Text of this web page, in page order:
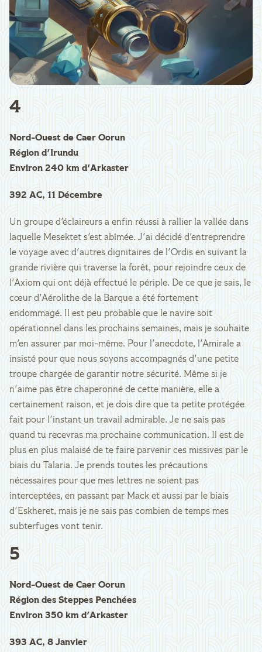
4
Nord-Ouest de Caer Oorun
Région d'Irundu
Environ 240 km d'Arkaster
392 AC, 11 Décembre
Un groupe d'éclaireurs a enfin réussi à rallier la vallée dans
laquelle Mesektet s'est abîmée. J'ai décidé d'entreprendre
le voyage avec d'autres dignitaires de l'Ordis en suivant la
grande rivière qui traverse la forêt, pour rejoindre ceux de
l'Axiom qui ont déjà effectué le périple. De ce que je sais, le
cœur d'Aérolithe de la Barque a été fortement
endommagé. Il est peu probable que le navire soit
opérationnel dans les prochains semaines, mais je souhaite
m'en assurer par moi-même. Pour l'anecdote, l'Amirale a
insisté pour que nous soyons accompagnés d'une petite
troupe chargée de garantir notre sécurité. Même si je
n'aime pas être chaperonné de cette manière, elle a
certainement raison, et je dois dire que ta petite protégée
fait pour l'instant un travail admirable. Je ne sais pas
quand tu recevras ma prochaine communication. Il est de
plus en plus malaisé de te faire parvenir ces missives par le
biais du Talaria. Je prends toutes les précautions
nécessaires pour que mes lettres ne soient pas
interceptées, en passant par Mack et aussi par le biais
d'Eskheret, mais je ne sais pas combien de temps mes
subterfuges vont tenir.
5
Nord-Ouest de Caer Oorun
Région des Steppes Penchées
Environ 350 km d'Arkaster
393 AC, 8 Janvier